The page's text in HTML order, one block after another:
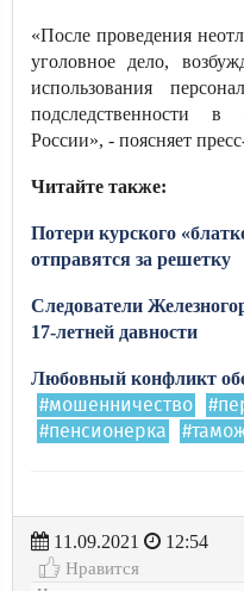
«После проведения
уголовное дело,
использования
подследственности
России», - поясняет
Читайте также:
Потери курского
отправятся за решетку
Следователи
17-летней давности
Любовный конфликт
#мошенничество
#пенсионерка
11.09.2021
12:54
Нравится